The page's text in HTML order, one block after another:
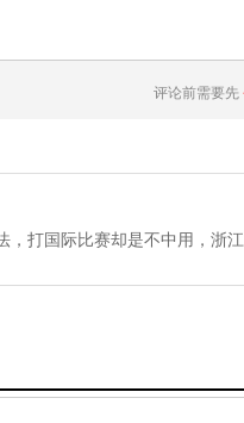
评论前需要先
，打国际比赛却是不中用，浙